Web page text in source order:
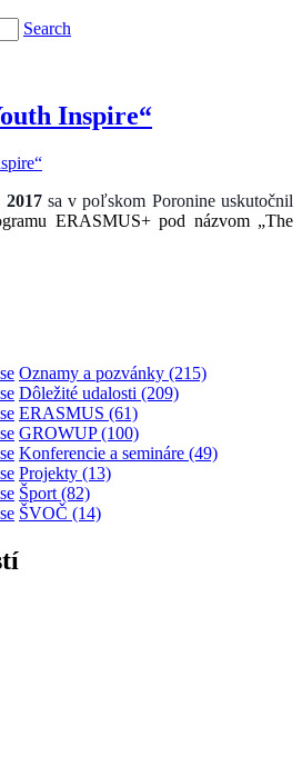
Search
Inspire“
2017 sa v poľskom Poronine uskutočnil
gramu ERASMUS+ pod názvom „The
Oznamy a pozvánky (215)
Dôležité udalosti (209)
ERASMUS (61)
GROWUP(100)
Konferencie a semináre (49)
Projekty (13)
Šport (82)
ŠVOČ (14)